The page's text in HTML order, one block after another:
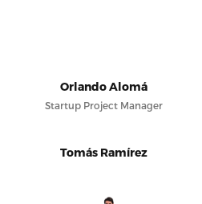
Orlando Alomá
Startup Project Manager
Tomás Ramírez